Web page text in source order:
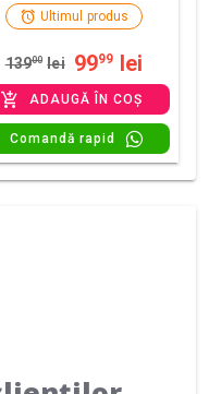
Ultimul produs
13900 lei 9999 lei
ADAUGĂ ÎN COȘ
Comandă rapid